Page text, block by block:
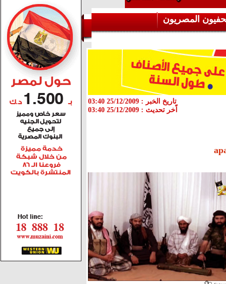
المصريون
تاريخ الخبر : 25/12/2009 03:40
اّخر تحديث : 25/12/2009 03:40